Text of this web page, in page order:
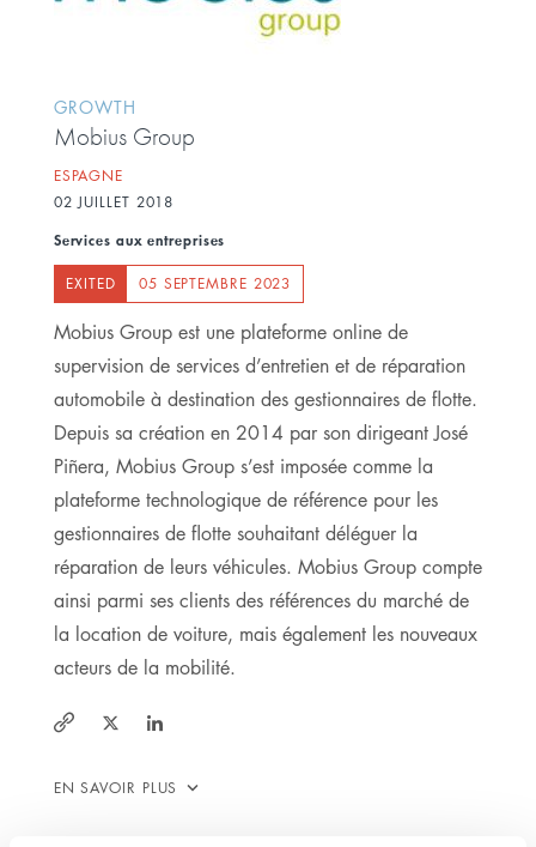
GROWTH
Mobius Group
ESPAGNE
02 JUILLET 2018
Services aux entreprises
EXITED 05 SEPTEMBRE 2023
Mobius Group est une plateforme online de
supervision de services d’entretien et de réparation
automobile à destination des gestionnaires de flotte.
Depuis sa création en 2014 par son dirigeant José
Piñera, Mobius Group s’est imposée comme la
plateforme technologique de référence pour les
gestionnaires de flotte souhaitant déléguer la
réparation de leurs véhicules. Mobius Group compte
ainsi parmi ses clients des références du marché de
la location de voiture, mais également les nouveaux
acteurs de la mobilité.
EN SAVOIR PLUS
group-